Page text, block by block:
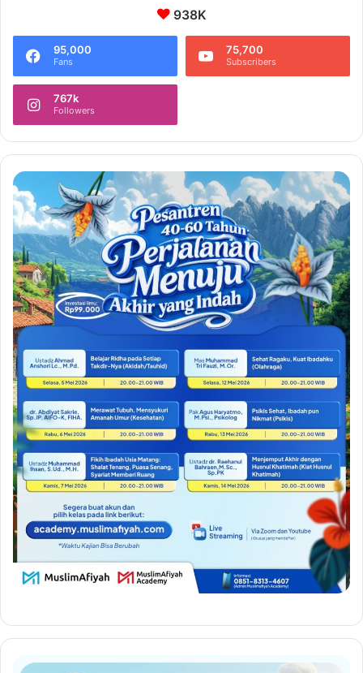
938K
95,000
Fans
75,700
Subscribers
767k
Followers